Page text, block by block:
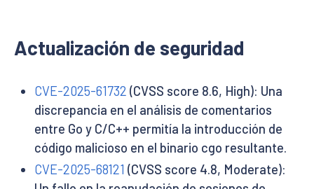
Actualización de seguridad
CVE-2025-61732 (CVSS score 8.6, High): Una
discrepancia en el análisis de comentarios
entre Go y C/C++ permitía la introducción de
código malicioso en el binario cgo resultante.
CVE-2025-68121 (CVSS score 4.8, Moderate):